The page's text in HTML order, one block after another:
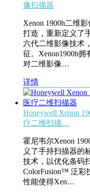
像扫描器
Xenon 1900h二维
打造，重新定义
六代二维影像技术
征。Xenon1900h
对二维影像…
详情
Honeywell Xenon
疗二维扫描…
霍尼韦尔Xenon
义了手持扫描器的
技术，以优化条码
ColorFusion™ 泛彩
性能使得Xen…